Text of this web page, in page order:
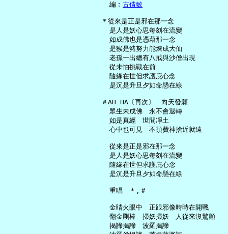
     編︰
古倩敏
   ＊從來是正是邪在那一念
     是人是妖心思每刻在流變
     如成佛也是憑藉那一念
     是猴是豬努力能煉成大仙
     老孫一出總有八戒與沙僧出現
     從未怕挑戰在前
     隨緣在世但求護庇心念
     是沉是升旦夕如命懸在線
   ＃AH HA〔再次〕　向天發願
     眾生未成佛　永不會退轉
     如是真經　世間凈土
     心中也可見　不須費神捨近就遠
     從來是正是邪在那一念
     是人是妖心思每刻在流變
     隨緣在世但求護庇心念
     是沉是升旦夕如命懸在線
     重唱　＊,＃
     金睛火眼中　正跟邪像時時在開戰
     翻金剛棒　掃妖掃妖　人從來沒驚顫
     揭諦揭諦　波羅揭諦